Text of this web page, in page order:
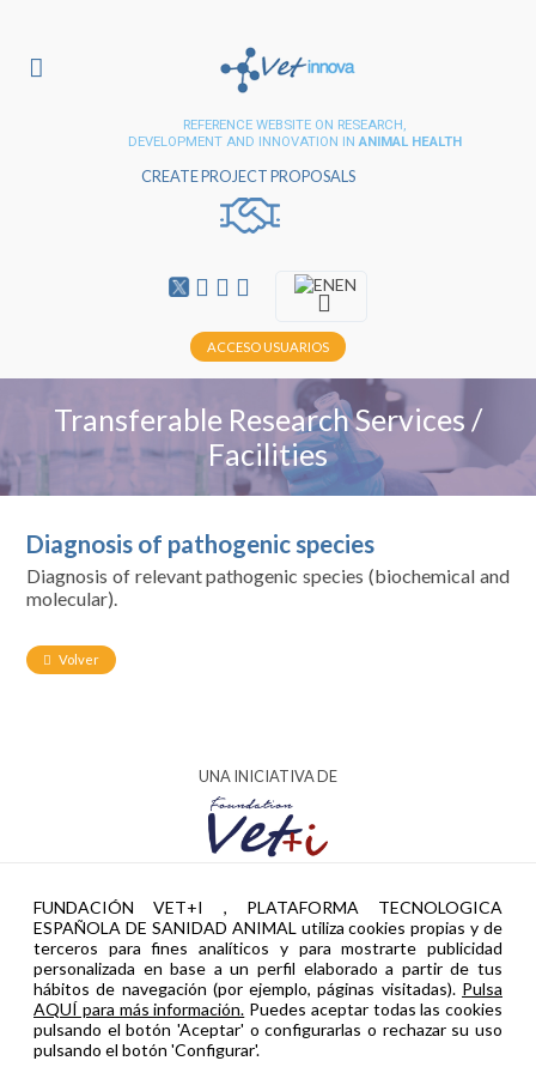
REFERENCE WEBSITE ON RESEARCH,
DEVELOPMENT AND INNOVATION IN ANIMAL HEALTH
CREATE PROJECT PROPOSALS
EN
ACCESO USUARIOS
Transferable Research Services /
Facilities
Diagnosis of pathogenic species
Diagnosis of relevant pathogenic species (biochemical and
molecular).
Volver
UNA INICIATIVA DE
AYUDA PTR2024-002951 FINANCIADA POR
FUNDACIÓN VET+I , PLATAFORMA TECNOLOGICA
ESPAÑOLA DE SANIDAD ANIMAL utiliza cookies propias y de
terceros para fines analíticos y para mostrarte publicidad
personalizada en base a un perfil elaborado a partir de tus
hábitos de navegación (por ejemplo, páginas visitadas). Pulsa
AQUÍ para más información. Puedes aceptar todas las cookies
pulsando el botón 'Aceptar' o configurarlas o rechazar su uso
pulsando el botón 'Configurar'.